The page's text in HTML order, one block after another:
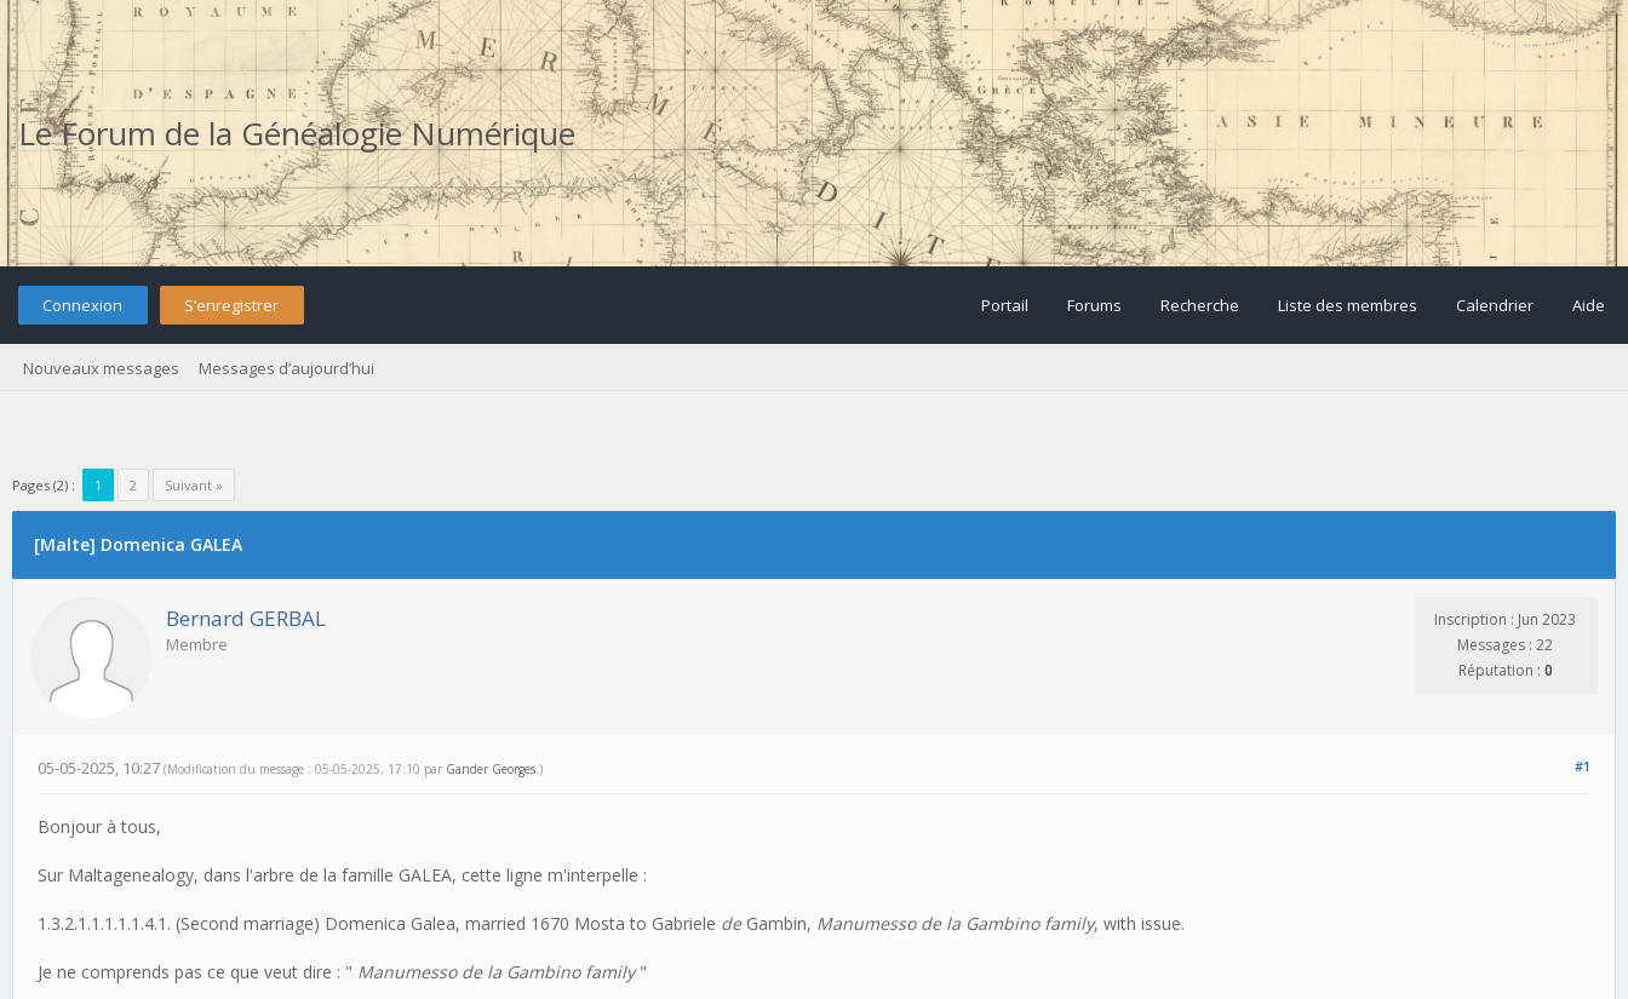
Le Forum de la Généalogie Numérique
Connexion S’enregistrer Portail Forums Recherche Liste des membres Calendrier Aide
Nouveaux messages Messages d’aujourd’hui
Pages (2) : 1 2 Suivant »
[Malte] Domenica GALEA
Bernard GERBAL
Membre
Inscription : Jun 2023
Messages : 22
Réputation : 0
#1
05-05-2025, 10:27 (Modification du message : 05-05-2025, 17:10 par Gander Georges.)
Bonjour à tous,
Sur Maltagenealogy, dans l'arbre de la famille GALEA, cette ligne m'interpelle :
1.3.2.1.1.1.1.1.4.1. (Second marriage) Domenica Galea, married 1670 Mosta to Gabriele deGambin, Manumesso de la Gambino family, with issue.
Je ne comprends pas ce que veut dire : " Manumesso de la Gambino family"